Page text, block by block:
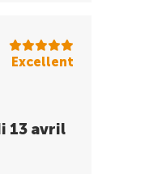
Excellent
13 avril